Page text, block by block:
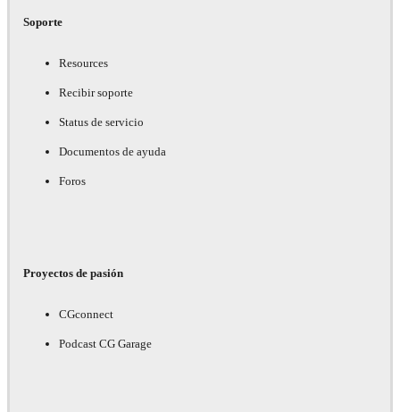
Soporte
Resources
Recibir soporte
Status de servicio
Documentos de ayuda
Foros
Proyectos de pasión
CGconnect
Podcast CG Garage